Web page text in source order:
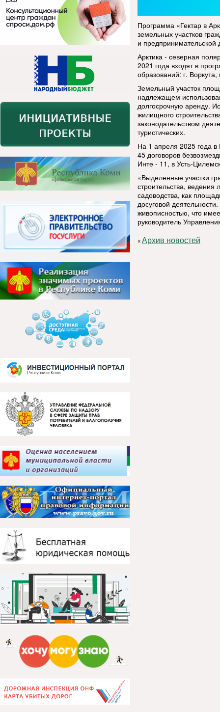
Программа «Гектар в
земельных участков
и предпринимательской
Арктика - северная
2021 года входят в
образований: г.
Земельный участок
надлежащем
долгосрочную аренду.
жилищного
законодательством
туристических.
На 1 апреля 2025 года в
45 договоров
Инте - 11, в Усть-
«Выделенные участки
строительства, ведения
садоводства, как
досуговой
живописностью, что
руководитель
«Архив новостей